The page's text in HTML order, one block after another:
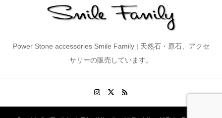
Power Stone accessories Smile Family | 天然石・原石、アクセ
サリーの販売しています。